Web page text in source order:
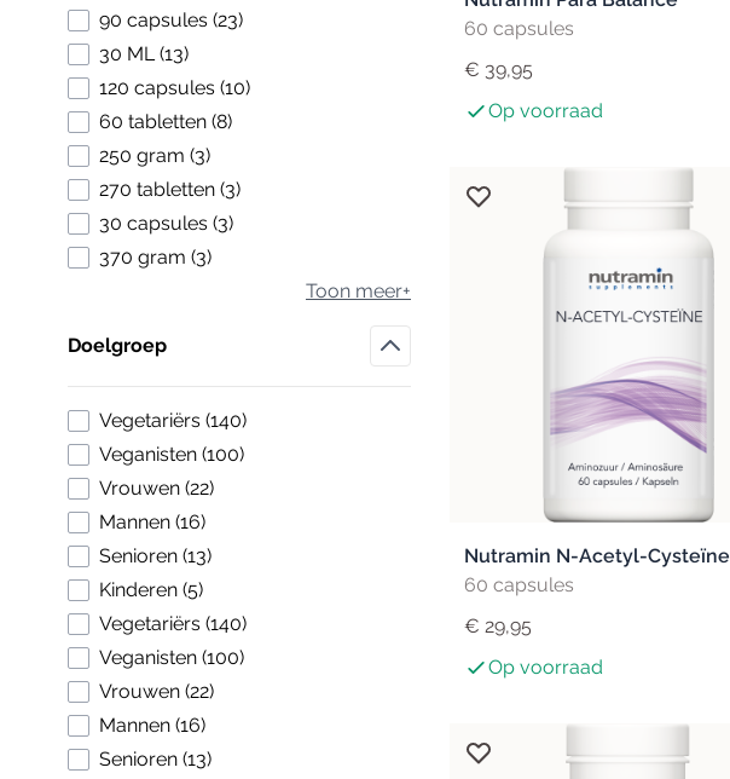
90 capsules (23products available
)
30 ML (13products available
)
120 capsules (10products available
)
60 tabletten (8products available
)
250 gram (3products available
)
270 tabletten (3products available
)
30 capsules (3products available
)
370 gram (3products available
)
Toon meer+
Doelgroep
Vegetariërs (140products available
)
Veganisten (100products available
)
Vrouwen (22products available
)
Mannen (16products available
)
Senioren (13products available
)
Kinderen (5products available
)
Vegetariërs (140products available
)
Veganisten (100products available
)
Vrouwen (22products available
)
Mannen (16products available
)
Senioren (13products available
)
60 capsules
€ 39,95
Op voorraad
Nutramin N-Acetyl-Cysteïne
60 capsules
€ 29,95
Op voorraad